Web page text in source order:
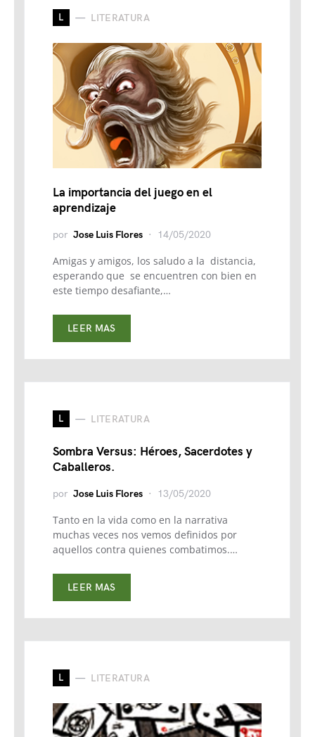
L LITERATURA
La importancia del juego en el
aprendizaje
por Jose Luis Flores 14/05/2020
Amigas y amigos, los saludo a la distancia,
esperando que se encuentren con bien en
este tiempo desafiante,…
LEER MAS
L LITERATURA
Sombra Versus: Héroes, Sacerdotes y
Caballeros.
por Jose Luis Flores 13/05/2020
Tanto en la vida como en la narrativa
muchas veces nos vemos definidos por
aquellos contra quienes combatimos.…
LEER MAS
L LITERATURA